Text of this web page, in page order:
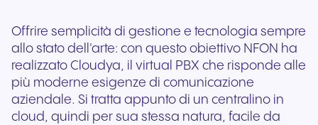
Offrire semplicità di gestione e tecnologia sempre
allo stato dell'arte: con questo obiettivo NFON ha
realizzato Cloudya, il virtual PBX che risponde alle
più moderne esigenze di comunicazione
aziendale. Si tratta appunto di un centralino in
cloud, quindi per sua stessa natura, facile da